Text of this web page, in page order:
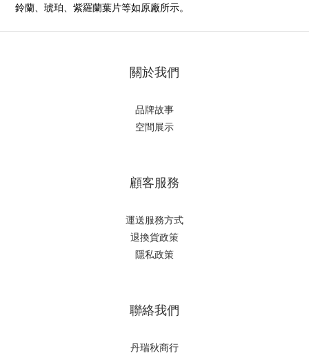
鈴蘭、琥珀、紫羅蘭葉片等如原廠所示。
關於我們
品牌故事
空間展示
顧客服務
運送服務方式
退換貨政策
隱私政策
聯絡我們
丹瑞秋商行